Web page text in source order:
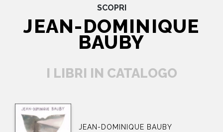
SCOPRI
JEAN-DOMINIQUE
BAUBY
I LIBRI IN CATALOGO
JEAN-DOMINIQUE BAUBY